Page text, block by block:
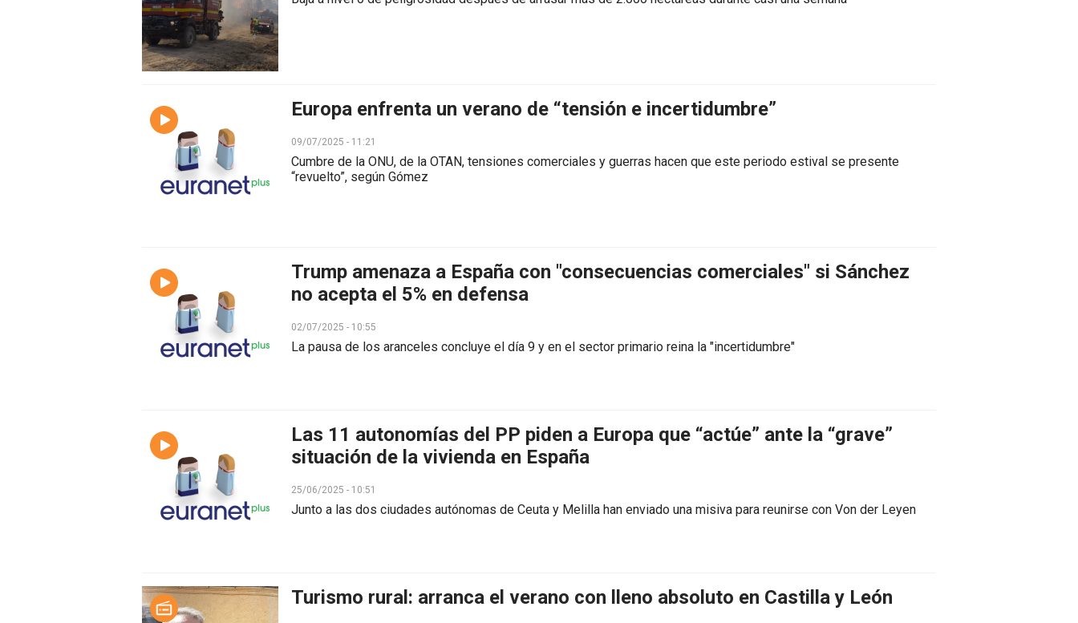
Europa enfrenta un verano de “tensión e incertidumbre”
09/07/2025 - 11:21
Cumbre de la ONU, de la OTAN, tensiones comerciales y guerras hacen que este periodo estival se presente
“revuelto”, según Gómez
Trump amenaza a España con "consecuencias comerciales" si Sánchez
no acepta el 5% en defensa
02/07/2025 - 10:55
La pausa de los aranceles concluye el día 9 y en el sector primario reina la "incertidumbre"
Las 11 autonomías del PP piden a Europa que “actúe” ante la “grave”
situación de la vivienda en España
25/06/2025 - 10:51
Junto a las dos ciudades autónomas de Ceuta y Melilla han enviado una misiva para reunirse con Von der Leyen
Turismo rural: arranca el verano con lleno absoluto en Castilla y León